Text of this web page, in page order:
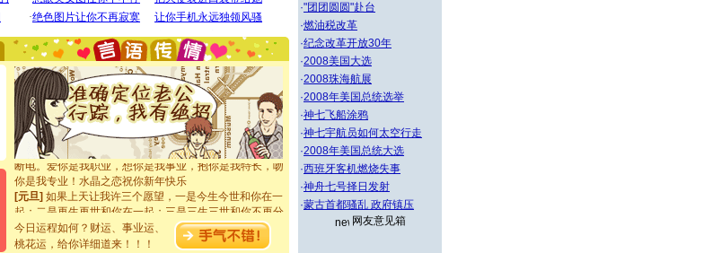
[圣诞节]圣诞节到了，想想没什么送给你的，又不打算给
你太多，只有给你五千万：千万快乐！千万要健康！千万
要平安！千万要知足！千万不要忘记我！
[圣诞节]不只这样的日子才会想起你,而是这样的日子才
能正大光明地骚扰你,告诉你,圣诞要快乐!新年要快乐!天天
都要快乐噢!
[圣诞节]奉上一颗祝福的心,在这个特别的日子里,愿幸福,
如意,快乐,鲜花,一切美好的祝愿与你同在.圣诞快乐!
[元旦]看到你我会触电；看不到你我要充电；没有你我会
断电。爱你是我职业，想你是我事业，抱你是我特长，吻
你是我专业！水晶之恋祝你新年快乐
[元旦]如果上天让我许三个愿望，一是今生今世和你在一
起；二是再生再世和你在一起；三是三生三世和你不再分
[元旦]当我狠下心扭头离去那一刻，你在我身后无助地哭
泣，这痛楚让我明白我多么爱你。我转身抱住你：这猪不
今日运程如何？财运、事业运、
桃花运，给你详细道来！！！
·"团团圆圆"赴台
·燃油税改革
·纪念改革开放30年
·2008美国大选
·2008珠海航展
·2008年美国总统选举
·神七飞船涂鸦
·神七宇航员如何太空行走
·2008年美国总统大选
·西班牙客机燃烧失事
·神舟七号择日发射
·蒙古首都骚乱 政府镇压
网友意见箱